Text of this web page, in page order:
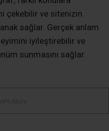
çekebilir ve sitenizin
sağlar. Gerçek anlam
iyileştirebilir ve
sunmasını sağlar.